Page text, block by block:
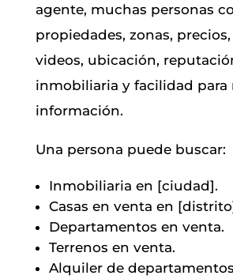
agente, muchas personas
propiedades, zonas,
videos, ubicación,
inmobiliaria y facilidad para
información.
Una persona puede buscar:
Inmobiliaria en [ciudad].
Casas en venta en
Departamentos en venta.
Terrenos en venta.
Alquiler de